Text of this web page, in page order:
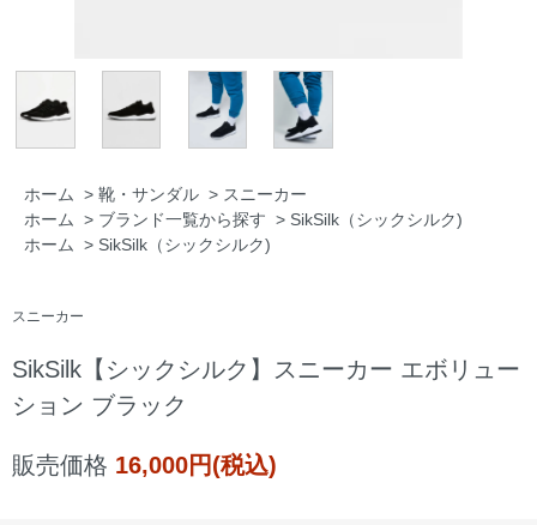
ホーム > 靴・サンダル > スニーカー
ホーム
> ブランド一覧から探す > SikSilk（シックシルク)
ホーム
> SikSilk（シックシルク)
スニーカー
SikSilk【シックシルク】スニーカー エボリュー
ション ブラック
販売価格 16,000円(税込)